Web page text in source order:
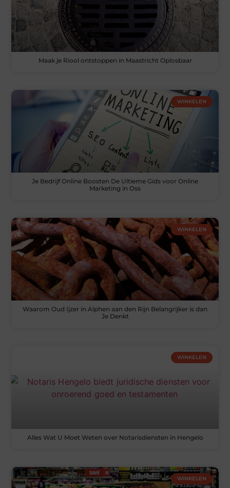
Maak je Riool ontstoppen in Maastricht Oplosbaar
WINKELEN
Je Bedrijf Online Boosten De Ultieme Gids voor Online
Marketing in Oss
WINKELEN
Waarom Oud Ijzer in Alphen aan den Rijn Belangrijker is dan
Je Denkt
WINKELEN
Alles Wat U Moet Weten over Notarisdiensten in Hengelo
WINKELEN